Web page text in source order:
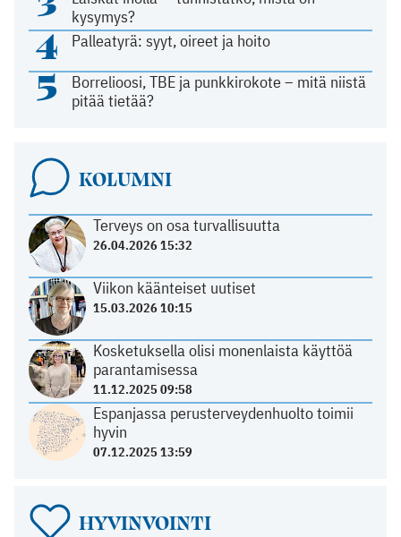
kysymys?
4 Palleatyrä: syyt, oireet ja hoito
5
Borrelioosi, TBE ja punkkirokote – mitä niistä
pitää tietää?
KOLUMNI
Terveys on osa turvallisuutta
26.04.2026 15:32
Viikon käänteiset uutiset
15.03.2026 10:15
Kosketuksella olisi monenlaista käyttöä
parantamisessa
11.12.2025 09:58
Espanjassa perusterveydenhuolto toimii
hyvin
07.12.2025 13:59
HYVINVOINTI